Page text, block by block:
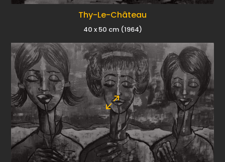
Thy-Le-Château
40 x 50 cm (1964)